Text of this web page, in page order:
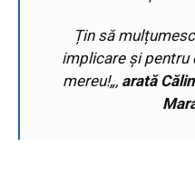
Țin să
implicare și pentru
mereu!„, arată